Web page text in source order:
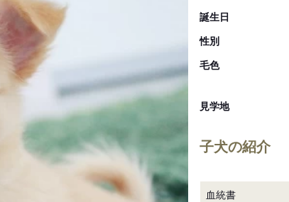
誕生日
性別
毛色
見学地
子犬の紹介
血統書